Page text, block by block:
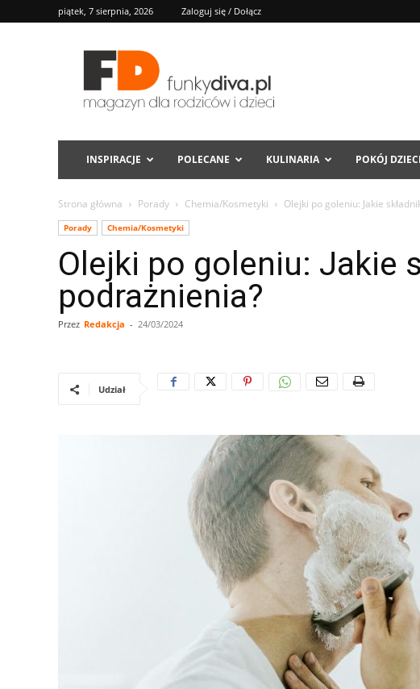
piątek, 7 sierpnia, 2026 Zaloguj się / Dołącz
FD
INSPIRACJE POLECANE KULINARIA POKÓJ
Strona główna Porady Chemia/Kosmetyki Olejki po goleniu: Jakie
Porady Chemia/Kosmetyki
Olejki po goleniu: Jakie
podrażnienia?
Przez Redakcja - 24/03/2024
Udział